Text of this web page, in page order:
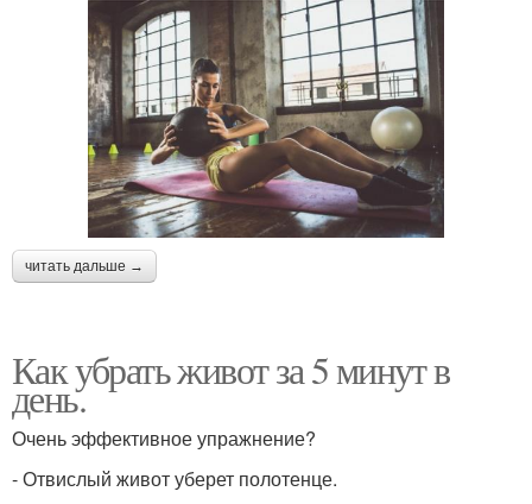
читать дальше →
Как убрать живот за 5 минут в
день.
Очень эффективное упражнение?
- Отвислый живот уберет полотенце.